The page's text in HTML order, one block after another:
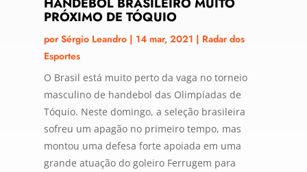
PRÓXIMO DE TÓQUIO
porSérgio Leandro| 14 mar, 2021 | Radar dos
Esportes
O Brasil está muito perto da vaga no torneio
masculino de handebol das Olimpíadas de
Tóquio. Neste domingo, a seleção brasileira
sofreu um apagão no primeiro tempo, mas
montou uma defesa forte apoiada em uma
grande atuação do goleiro Ferrugem para